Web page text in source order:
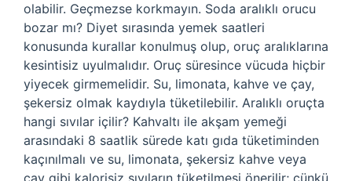
olabilir. Geçmezse korkmayın. Soda aralıklı orucu
bozar mı? Diyet sırasında yemek saatleri
konusunda kurallar konulmuş olup, oruç aralıklarına
kesintisiz uyulmalıdır. Oruç süresince vücuda hiçbir
yiyecek girmemelidir. Su, limonata, kahve ve çay,
şekersiz olmak kaydıyla tüketilebilir. Aralıklı oruçta
hangi sıvılar içilir? Kahvaltı ile akşam yemeği
arasındaki 8 saatlik sürede katı gıda tüketiminden
kaçınılmalı ve su, limonata, şekersiz kahve veya
çay gibi kalorisiz sıvıların tüketilmesi önerilir; çünkü